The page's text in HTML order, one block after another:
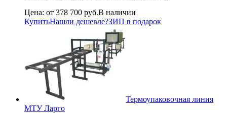
Цена: от 378 700 руб.В наличии
КупитьНашли дешевле?ЗИП в подарок
Термоупаковочная линия
МТУ Ларго